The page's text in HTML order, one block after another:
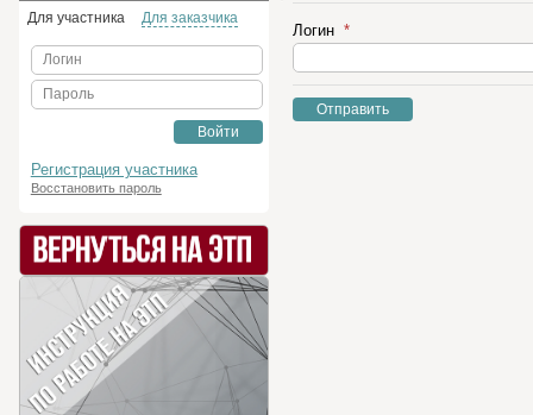
Для участника Для заказчика
Логин
Пароль
Войти
Регистрация участника
Восстановить пароль
Логин
Отправить